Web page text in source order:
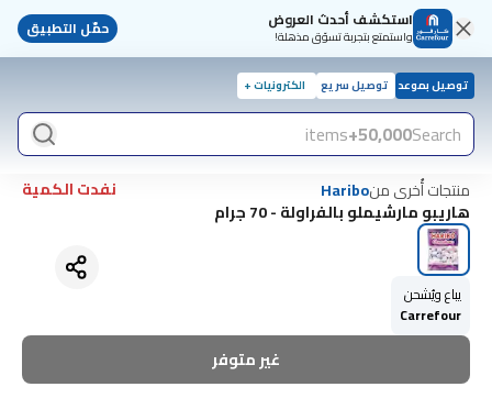
استكشف أحدث العروض
واستمتع بتجربة تسوّق مذهلة! حمّل التطبيق
توصيل بموعد توصيل سريع الكترونيات +
Search
50,000+
items
منتجات أُخرى منHaribo
نفدت الكمية
هاريبو مارشيملو بالفراولة - 70 جرام
يباع ويُشحن
Carrefour
غير متوفر